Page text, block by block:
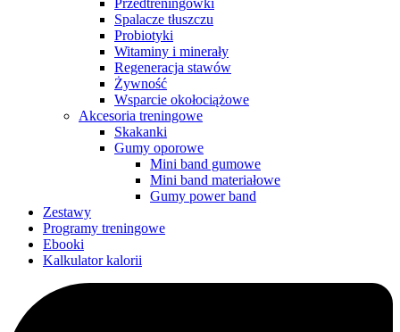
Spalacze tłuszczu
Probiotyki
Witaminy i minerały
Regeneracja stawów
Żywność
Wsparcie okołociążowe
Akcesoria treningowe
Skakanki
Gumy oporowe
Mini band gumowe
Mini band materiałowe
Gumy power band
Zestawy
Programy treningowe
Ebooki
Kalkulator kalorii